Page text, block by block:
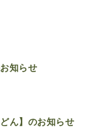
知らせ
ん】のお知らせ